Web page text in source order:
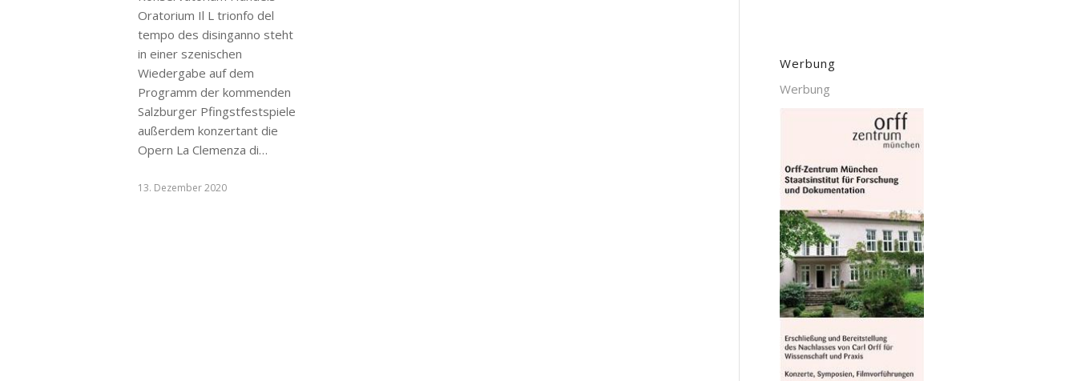
Oratorium Il L trionfo del
tempo des disinganno steht
in einer szenischen
Wiedergabe auf dem
Programm der kommenden
Salzburger Pfingstfestspiele
außerdem konzertant die
Opern La Clemenza di…
13. Dezember 2020
Werbung
Werbung